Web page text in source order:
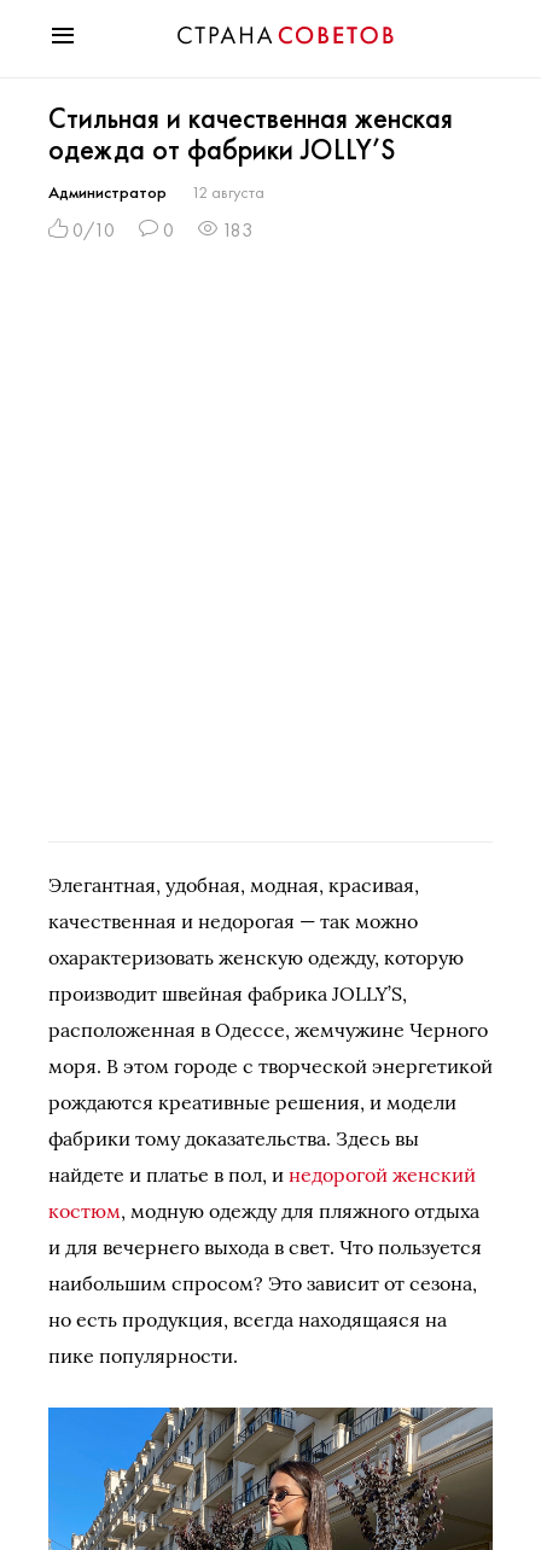
Мода
Звезды
Гороскопы
Здоровье
Стильная и качественная женская
одежда от фабрики JOLLY’S
Администратор 12 августа
0/10 0 183
Элегантная, удобная, модная, красивая,
качественная и недорогая — так можно
охарактеризовать женскую одежду, которую
производит швейная фабрика JOLLY’S,
расположенная в Одессе, жемчужине Черного
моря. В этом городе с творческой энергетикой
рождаются креативные решения, и модели
фабрики тому доказательства. Здесь вы
найдете и платье в пол, и недорогой женский
костюм, модную одежду для пляжного отдыха
и для вечернего выхода в свет. Что пользуется
наибольшим спросом? Это зависит от сезона,
но есть продукция, всегда находящаяся на
пике популярности.